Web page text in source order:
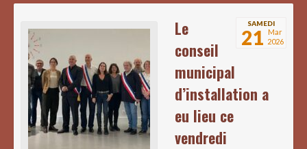
SAMEDI
21 Mar
2026
Le
conseil
municipal
d’installation a
eu lieu ce
vendredi